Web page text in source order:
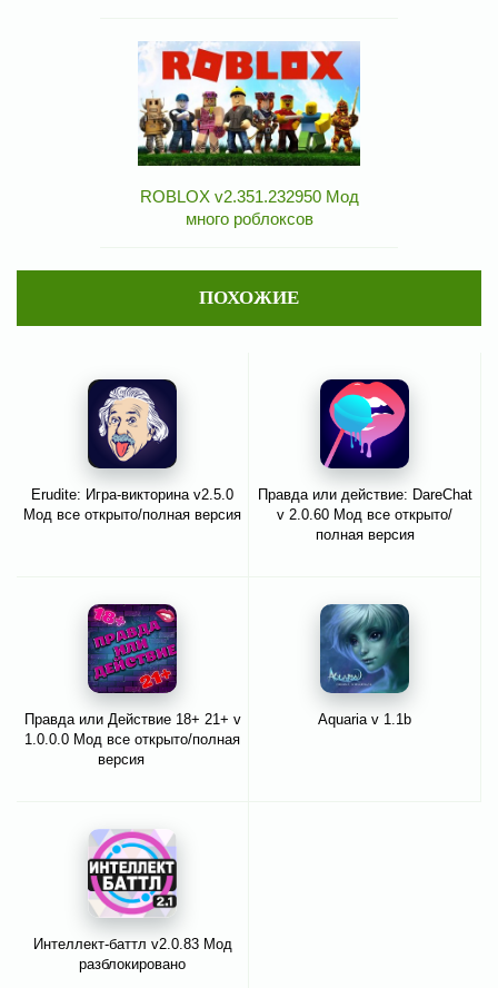
ROBLOX v2.351.232950 Мод
много роблоксов
ПОХОЖИЕ
Erudite: Игра-викторина v2.5.0
Мод все открыто/полная версия
Правда или действие: DareChat
v 2.0.60 Мод все открыто/
полная версия
Правда или Действие 18+ 21+ v
1.0.0.0 Мод все открыто/полная
версия
Aquaria v 1.1b
Интеллект-баттл v2.0.83 Мод
разблокировано